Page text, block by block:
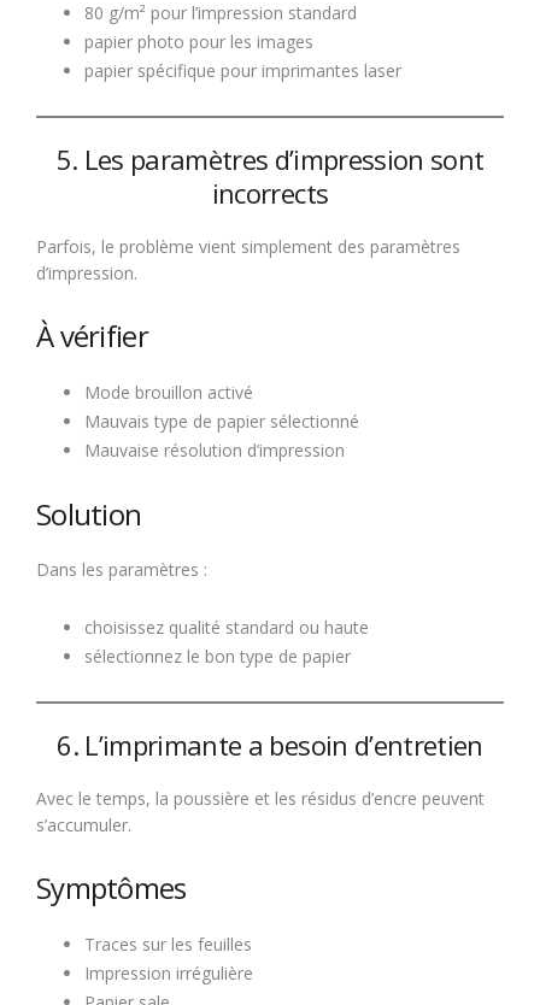
80 g/m² pour l’impression standard
papier photo pour les images
papier spécifique pour imprimantes laser
5. Les paramètres d’impression sont
incorrects
Parfois, le problème vient simplement des paramètres
d’impression.
À vérifier
Mode brouillon activé
Mauvais type de papier sélectionné
Mauvaise résolution d’impression
Solution
Dans les paramètres :
choisissez qualité standard ou haute
sélectionnez le bon type de papier
6. L’imprimante a besoin d’entretien
Avec le temps, la poussière et les résidus d’encre peuvent
s’accumuler.
Symptômes
Traces sur les feuilles
Impression irrégulière